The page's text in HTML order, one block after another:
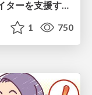
【CEDEC2026】ゲームシナリオライターを支援するAIツール開発の実践 ― 設計とプロンプトの工夫 ―
1 750